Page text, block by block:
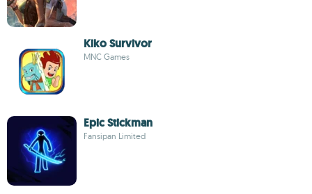
Kiko Survivor
MNC Games
Epic Stickman
Fansipan Limited